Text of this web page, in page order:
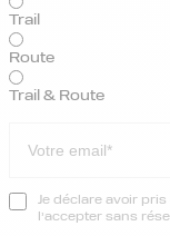
Trail
Route
Trail & Route
Je déclare avoir
l’accepter sans